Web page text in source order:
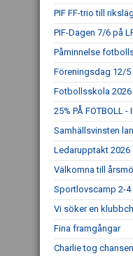
PIF FF-trio till
PIF-Dagen 7/6 på
Påminnelse
Föreningsdag 12/5
Fotbollsskola 2026
25% PÅ FOTBOLL -
Samhällsvinsten
Ledarupptakt 2026
Välkomna till
Sportlovscamp 2-4
Vi söker en
Fina framgångar
Charlie tog chansen